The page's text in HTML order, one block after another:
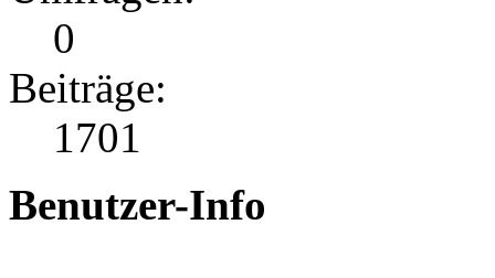
0
Beiträge:
1701
Benutzer-Info